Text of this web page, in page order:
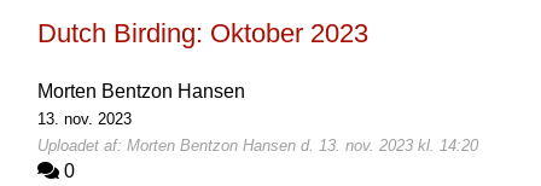
Dutch Birding: Oktober 2023
Morten Bentzon Hansen
13. nov. 2023
Uploadet af: Morten Bentzon Hansen d. 13. nov. 2023 kl. 14:20
0